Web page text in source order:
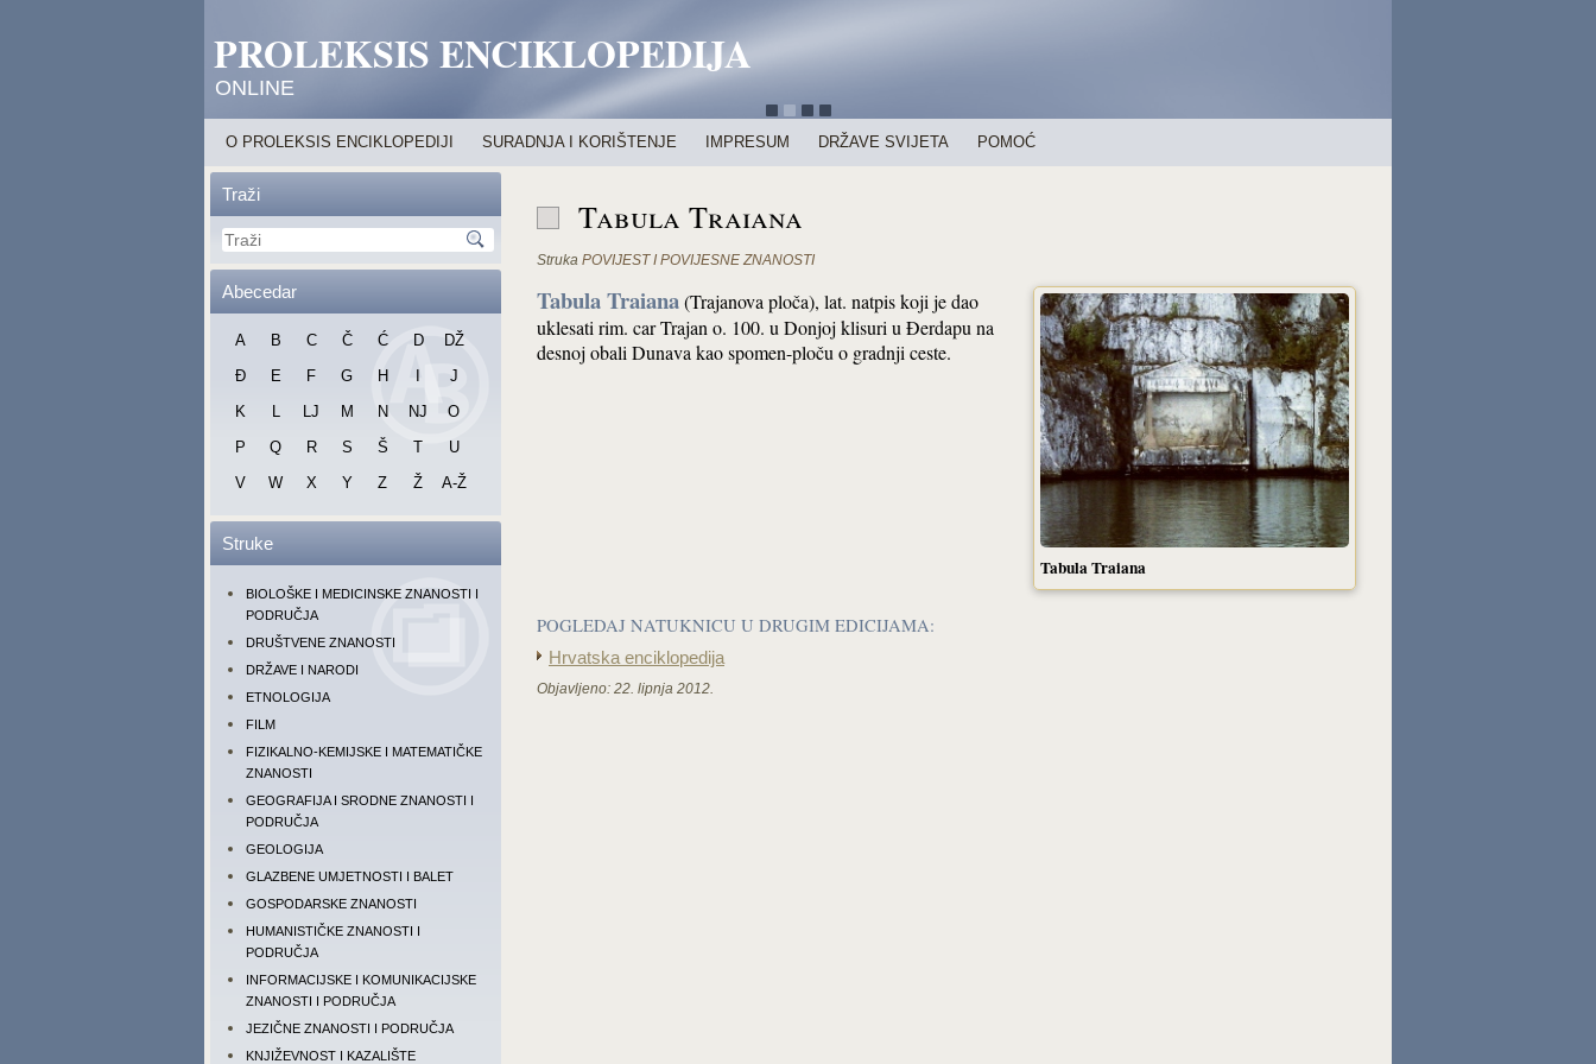
PROLEKSIS ENCIKLOPEDIJA
ONLINE
O PROLEKSIS ENCIKLOPEDIJI SURADNJA I KORIŠTENJE IMPRESUM DRŽAVE SVIJETA POMOĆ
Traži
Abecedar
A B C Č Ć D
DŽ
Đ
E F G H
J
K
L LJ M N NJ
O
P
Q R S Š T
U
V
W X Y Z Ž A-Ž
Struke
BIOLOŠKE I MEDICINSKE ZNANOSTI I
PODRUČJA
DRUŠTVENE ZNANOSTI
DRŽAVE I NARODI
ETNOLOGIJA
FILM
FIZIKALNO-KEMIJSKE I MATEMATIČKE
ZNANOSTI
GEOGRAFIJA I SRODNE ZNANOSTI I
PODRUČJA
GEOLOGIJA
GLAZBENE UMJETNOSTI I BALET
GOSPODARSKE ZNANOSTI
HUMANISTIČKE ZNANOSTI I
PODRUČJA
INFORMACIJSKE I KOMUNIKACIJSKE
ZNANOSTI I PODRUČJA
JEZIČNE ZNANOSTI I PODRUČJA
KNJIŽEVNOST I KAZALIŠTE
Tabula Traiana
Struka POVIJEST I POVIJESNE ZNANOSTI
Tabula Traiana
Tabula Traiana(Trajanova ploča), lat. natpis koji je dao
uklesati rim. car Trajan o. 100. u Donjoj klisuri u Đerdapu na
desnoj obali Dunava kao spomen-ploču o gradnji ceste.
POGLEDAJ NATUKNICU U DRUGIM EDICIJAMA:
Hrvatska enciklopedija
Objavljeno: 22. lipnja 2012.